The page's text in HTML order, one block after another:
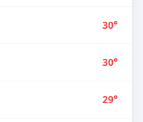
30°
30°
29°